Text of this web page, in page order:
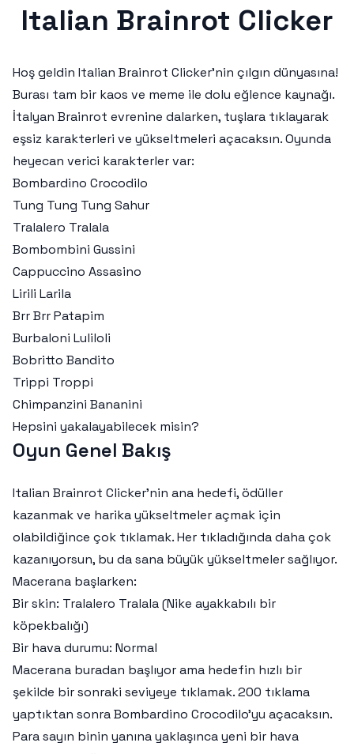
Italian Brainrot Clicker
Hoş geldin Italian Brainrot Clicker’nin çılgın dünyasına!
Burası tam bir kaos ve meme ile dolu eğlence kaynağı.
İtalyan Brainrot evrenine dalarken, tuşlara tıklayarak
eşsiz karakterleri ve yükseltmeleri açacaksın. Oyunda
heyecan verici karakterler var:
Bombardino Crocodilo
Tung Tung Tung Sahur
Tralalero Tralala
Bombombini Gussini
Cappuccino Assasino
Lirili Larila
Brr Brr Patapim
Burbaloni Luliloli
Bobritto Bandito
Trippi Troppi
Chimpanzini Bananini
Hepsini yakalayabilecek misin?
Oyun Genel Bakış
Italian Brainrot Clicker’nin ana hedefi, ödüller
kazanmak ve harika yükseltmeler açmak için
olabildiğince çok tıklamak. Her tıkladığında daha çok
kazanıyorsun, bu da sana büyük yükseltmeler sağlıyor.
Macerana başlarken:
Bir skin: Tralalero Tralala (Nike ayakkabılı bir
köpekbalığı)
Bir hava durumu: Normal
Macerana buradan başlıyor ama hedefin hızlı bir
şekilde bir sonraki seviyeye tıklamak. 200 tıklama
yaptıktan sonra Bombardino Crocodilo’yu açacaksın.
Para sayın binin yanına yaklaşınca yeni bir hava